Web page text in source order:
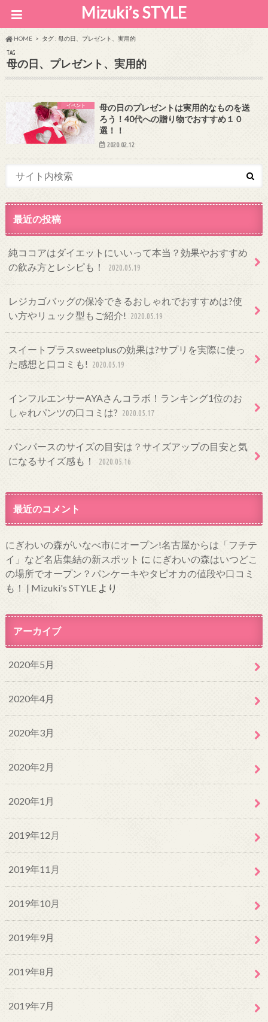
Mizuki’s STYLE
HOME タグ : 母の日、プレゼント、実用的
TAG
母の日、プレゼント、実用的
イベント
母の日のプレゼントは実用的なものを送
ろう！40代への贈り物でおすすめ１０
選！！
2020.02.12
最近の投稿
純ココアはダイエットにいいって本当？効果やおすすめ
の飲み方とレシピも！
2020.05.19
レジカゴバッグの保冷できるおしゃれでおすすめは?使
い方やリュック型もご紹介!
2020.05.19
スイートプラスsweetplusの効果は?サプリを実際に使っ
た感想と口コミも!
2020.05.19
インフルエンサーAYAさんコラボ！ランキング1位のお
しゃれパンツの口コミは? 2020.05.17
パンパースのサイズの目安は？サイズアップの目安と気
になるサイズ感も！
2020.05.16
最近のコメント
にぎわいの森がいなべ市にオープン!名古屋からは「フチテ
イ」など名店集結の新スポット に にぎわいの森はいつどこ
の場所でオープン？パンケーキやタピオカの値段や口コミ
も！ | Mizuki's STYLEより
アーカイブ
2020年5月
2020年4月
2020年3月
2020年2月
2020年1月
2019年12月
2019年11月
2019年10月
2019年9月
2019年8月
2019年7月